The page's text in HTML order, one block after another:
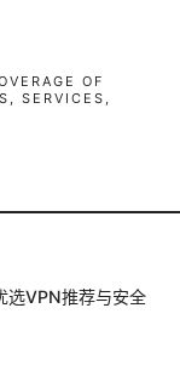
OF
SERVICES,
选VPN推荐与安全